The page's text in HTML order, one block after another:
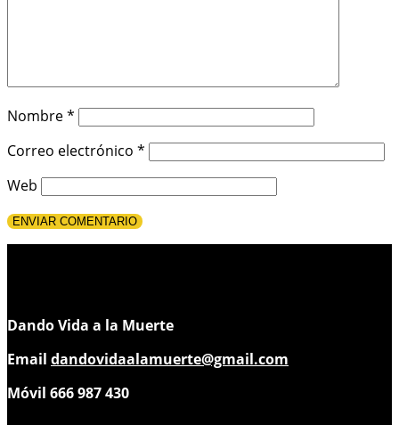
Nombre*
Correo electrónico *
Web
Dando Vida a la Muerte
Email dandovidaalamuerte@gmail.com
Móvil 666 987 430